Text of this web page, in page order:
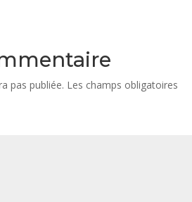
pas publiée. Les champs obligatoires